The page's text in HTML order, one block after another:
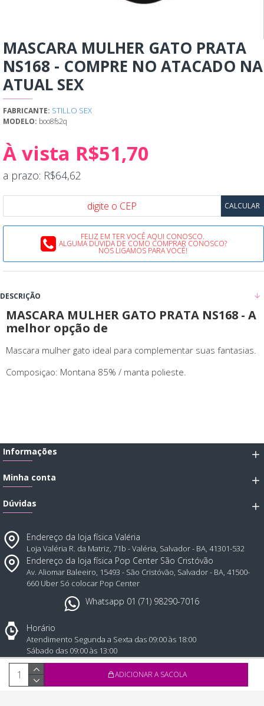
MASCARA MULHER GATO PRATA
NS168 - COMPRE NO ATACADO NA
ATUAL SEX
À vista R$51,70
a prazo: R$64,62
FABRICANTE: STILLO SEX
MODELO: boo8fs2q
ADICIONAR A SACOLA
FELIZ EM TER VOCÊ AQUI CONOSCO.
ALGUMA DÚVIDA DE COMO COMPRAR CONOSCO?
NÓS LIGAMOS PARA VOCÊ!
DESCRIÇÃO
MASCARA MULHER GATO PRATA NS168 - A
melhor opção de
Mascara mulher gato ideal para complementar suas fantasias.
Composiçao: Montana 85% / manta polieste.
Informações
Minha conta
Dúvidas
Endereço da loja física Valéria
Loja Valéria R. da Matriz, 71b - Valéria, Salvador - BA, 41301-532
Endereço da loja física Pop Center São Cristóvão
Av. Aliomar Baleeiro, 15493 - São Cristóvão, Salvador - BA, 41500-
660 Uber Só colocar Pop Center
Whatsapp 01 (71) 98290-7016
Horário
Atendimento Segunda a Sexta das 09:00 às 18:00
Sábado das 09:00 às 13:00
Todos direitos reservados © 2025, Atual Sex distribuidora de produtos eróticos - CNPJ: